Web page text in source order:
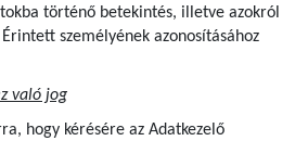
történő betekintés, illetve azokról
személyének azonosításához
való jog
hogy kérésére az Adatkezelő